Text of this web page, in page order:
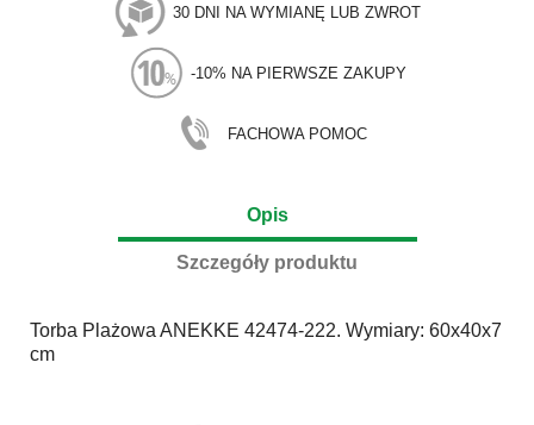
30 DNI NA WYMIANĘ LUB ZWROT
-10% NA PIERWSZE ZAKUPY
FACHOWA POMOC
Opis
Szczegóły produktu
Torba Plażowa ANEKKE 42474-222. Wymiary: 60x40x7
cm